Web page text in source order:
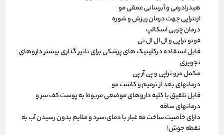
هیدرادرمی و آبرسانی عمقی مو
ازنتراپی جهت درمان ریزش و شوره
درمان چربی اسکالپ
فوتو تراپی و ال ال ال تی
قابل استفاده درکلینیک های پزشکی برای تاثیر گذاری بیشتر داروهای
تجویزی
مکمل مزو تراپی و پی آر پی
درمانهای بعد از ترمیم و کاشت مو
قابل تلفیق با کلیه داروهای موضعی مربوط به پوست کف سر و
درمانهای ساقه
دارای خاصیت ساخت مه غبار با دمای،سرد و ملایم بدون رسیدن آب به
نقطه جوش!